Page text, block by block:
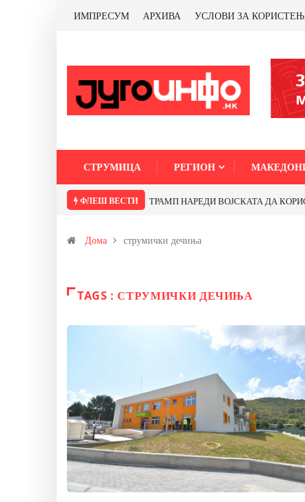
ИМПРЕСУМ АРХИВА УСЛОВИ ЗА
СТРУМИЦА РЕГИОН
ФЛЕШ ВЕСТИ ТРАМП НАРЕДИ ВОЈСКАТА ДА
Дома струмички дечиња
TAGS : СТРУМИЧКИ ДЕЧИЊА